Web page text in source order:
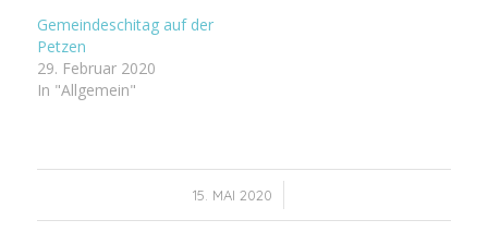
Gemeindeschitag auf der
Petzen
29. Februar 2020
In "Allgemein"
15. MAI 2020
/